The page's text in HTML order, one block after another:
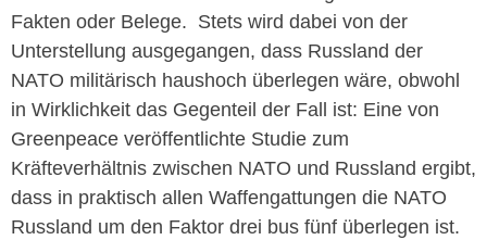
Fakten oder Belege. Stets wird dabei von der
Unterstellung ausgegangen, dass Russland der
NATO militärisch haushoch überlegen wäre, obwohl
in Wirklichkeit das Gegenteil der Fall ist: Eine von
Greenpeace veröffentlichte Studie zum
Kräfteverhältnis zwischen NATO und Russland ergibt,
dass in praktisch allen Waffengattungen die NATO
Russland um den Faktor drei bus fünf überlegen ist.